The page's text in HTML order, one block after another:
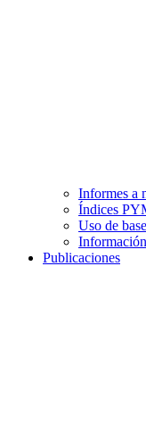
Informes a
Índices
Uso de
Publicaciones